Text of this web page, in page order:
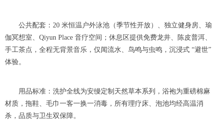
公共配套：20 米恒温户外泳池（季节性开放）、独立健身房、瑜
伽冥想室、Qiyun Place 音疗空间；休息区提供免费龙井、陈皮普洱、
手工茶点，全程无背景音乐，仅闻流水、鸟鸣与虫鸣，沉浸式 “避世”
体验。
用品标准：洗护全线为安缦定制天然草本系列，浴袍为重磅棉麻
材质，拖鞋、毛巾一客一换一消毒，所有理疗床、泡池均经高温消
杀，品质与卫生双保障。